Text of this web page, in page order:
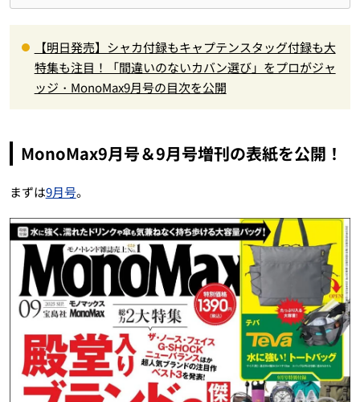
【明日発売】シャカ付録もキャプテンスタッグ付録も大
特集も注目！「間違いのないカバン選び」をプロがジャ
ッジ・MonoMax9月号の目次を公開
MonoMax9月号＆9月号増刊の表紙を公開！
まずは9月号。